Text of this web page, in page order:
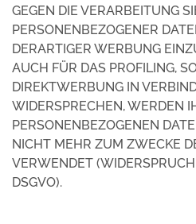
GEGEN DIE VERARBEITUNG
PERSONENBEZOGENER
DERARTIGER WERBUNG
AUCH FÜR DAS PROFILING,
DIREKTWERBUNG IN
WIDERSPRECHEN, WERDEN
PERSONENBEZOGENEN
NICHT MEHR ZUM ZWECKE
VERWENDET
DSGVO).